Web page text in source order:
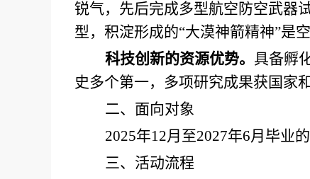
锐气，先后完成多型航空防空武器
型，积淀形成的“大漠神箭精神”是
科技创新的资源优势。 具备孵
史多个第一，多项研究成果获国家
二、 面向对象
2025年12月至2027年6月毕业
三、 活动流程